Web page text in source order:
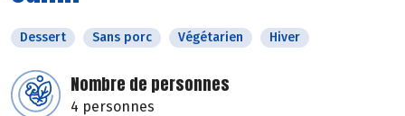
Dessert Sans porc Végétarien Hiver
Nombre de personnes
4 personnes